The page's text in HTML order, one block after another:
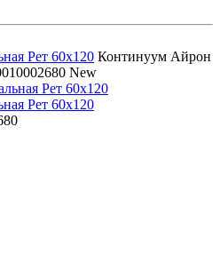
Рет 60x120 Континуум Айрон
New
Рет 60x120